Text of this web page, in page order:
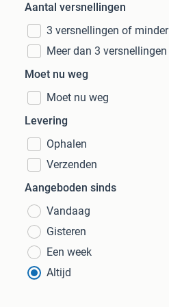
Aantal versnellingen
3 versnellingen of minder
Meer dan 3 versnellingen
Moet nu weg
Moet nu weg
Levering
Ophalen
Verzenden
Aangeboden sinds
Vandaag
Gisteren
Een week
Altijd